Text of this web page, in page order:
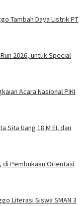
Tambah Daya Listrik PT
2026, untuk Special
Acara Nasional PIKI
Sita Uang 18 M EL dan
di Pembukaan Orientasi
Literasi Siswa SMAN 3